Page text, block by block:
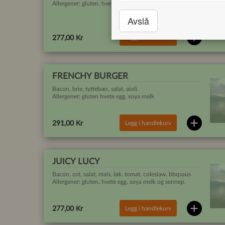
277,00 Kr
Allergener: gluten, hvete, egg, soya, melk, sennep
FRENCHY BURGER
291,00 Kr Legg i handlekurv
Bacon, brie, tyttebær, salat, aioli.
Allergener: gluten hvete egg, soya melk
JUICY LUCY
277,00 Kr Legg i handlekurv
Bacon, ost, salat, mais, løk, tomat, coleslaw, bbqsaus
Allergener: gluten, hvete egg, soya melk og sennep.
Avslå